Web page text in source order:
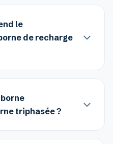
le
de recharge
triphasée ?